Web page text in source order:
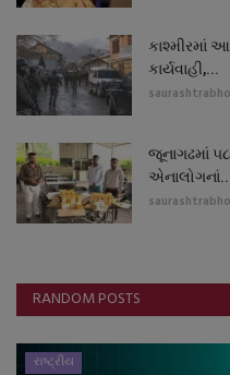
કાશ્મીરમાં
કાર્યવાહી,...
જૂનાગઢમાં
એનાલોગનાં...
RANDOM POSTS
રાષ્ટ્રીય